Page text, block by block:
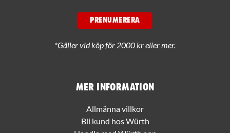
Mer information
Allmänna villkor
Bli kund hos Würth
PRENUMERERA
*Gäller vid köp för 2000 kr eller mer.